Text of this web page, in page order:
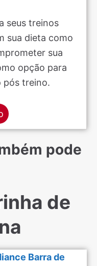
seus treinos
sua dieta como
sua
opção para
pós treino.
pode
de
Barra de